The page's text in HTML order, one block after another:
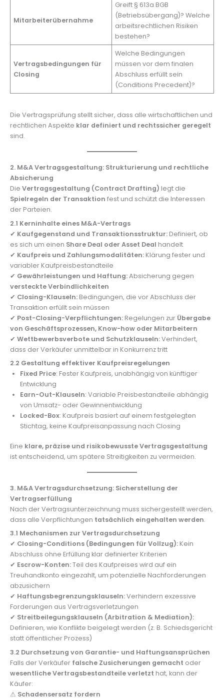
Mitarbeiterübernahme
Greift § 613a BGB
(Betriebsübergang)? Welche
arbeitsrechtlichen Risiken
bestehen?
Vertragsbedingungen für
Closing
Welche Bedingungen
müssen vor dem finalen
Abschluss erfüllt sein
(Conditions Precedent)?
Die Vertragsprüfung stellt sicher, dass alle wirtschaftlichen und
rechtlichen Aspekte klar definiert und rechtssicher geregelt
sind.
2. M&A Vertragsgestaltung: Strukturierung und rechtliche
Absicherung
Die Vertragsgestaltung (Contract Drafting) legt die
Spielregeln der Transaktion fest und schützt die Interessen
der Parteien.
2.1 Kerninhalte eines M&A-Vertrags
✔ Kaufgegenstand und Transaktionsstruktur:Definiert, ob
es sich um einen Share Deal oder Asset Deal handelt
✔ Kaufpreis und Zahlungsmodalitäten:Klärung fester und
variabler Kaufpreisbestandteile
✔ Gewährleistungen und Haftung:Absicherung gegen
versteckte Verbindlichkeiten
✔ Closing-Klauseln:Bedingungen, die vor Abschluss der
Transaktion erfüllt sein müssen
✔ Post-Closing-Verpflichtungen:Regelungen zur Übergabe
von Geschäftsprozessen, Know-how oder Mitarbeitern
✔ Wettbewerbsverbote und Schutzklauseln:Verhindert,
dass der Verkäufer unmittelbar in Konkurrenz tritt
2.2 Gestaltung effektiver Kaufpreisregelungen
Fixed Price: Fester Kaufpreis, unabhängig von künftiger
Entwicklung
Earn-Out-Klauseln: Variable Preisbestandteile abhängig
von Umsatz- oder Gewinnentwicklung
Locked-Box: Kaufpreis basiert auf einem festgelegten
Stichtag, keine Kaufpreisanpassung nach Closing
Eine klare, präzise und risikobewusste Vertragsgestaltung
ist entscheidend, um spätere Streitigkeiten zu vermeiden.
3. M&A Vertragsdurchsetzung: Sicherstellung der
Vertragserfüllung
Nach der Vertragsunterzeichnung muss sichergestellt werden,
dass alle Verpflichtungen tatsächlich eingehalten werden.
3.1 Mechanismen zur Vertragsdurchsetzung
✔ Closing-Conditions (Bedingungen für Vollzug):Kein
Abschluss ohne Erfüllung klar definierter Kriterien
✔ Escrow-Konten:Teil des Kaufpreises wird auf ein
Treuhandkonto eingezahlt, um potenzielle Nachforderungen
abzusichern
✔ Haftungsbegrenzungsklauseln:Verhindern exzessive
Forderungen aus Vertragsverletzungen
✔ Streitbeilegungsklauseln (Arbitration & Mediation):
Definieren, wie Konflikte beigelegt werden (z. B. Schiedsgericht
statt öffentlicher Prozess)
3.2 Durchsetzung von Garantie- und Haftungsansprüchen
Falls der Verkäufer falsche Zusicherungen gemacht oder
wesentliche Vertragsbestandteile verletzt hat, kann der
Käufer:
⚠ Schadensersatz fordern